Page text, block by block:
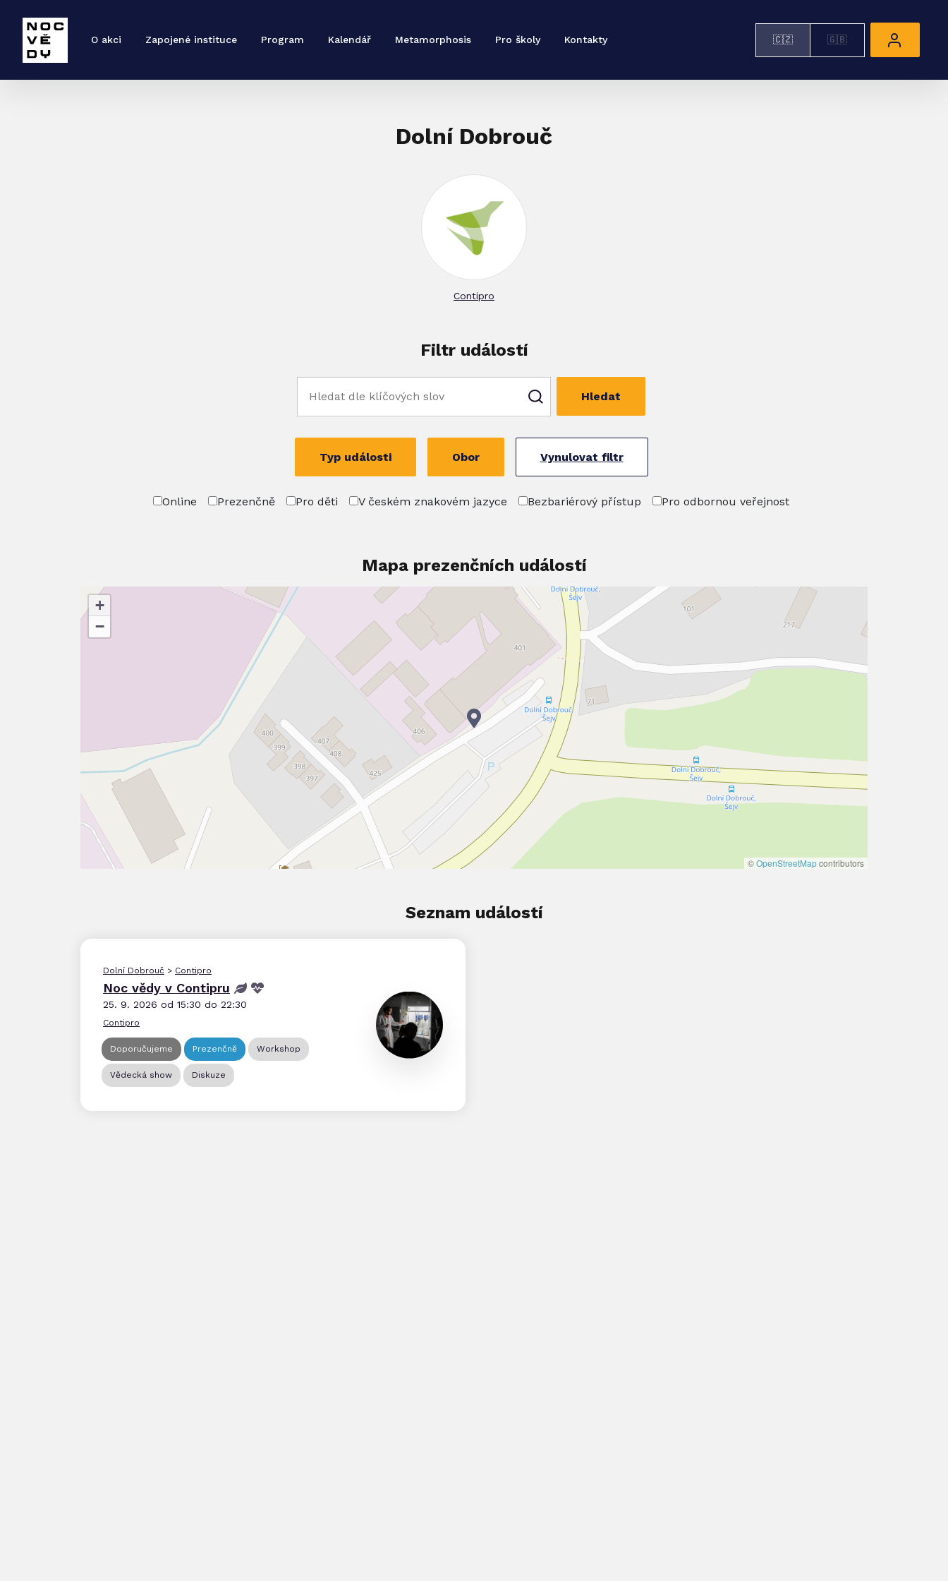
O akci Zapojené instituce Program Kalendář Metamorphosis Pro školy Kontakty 🇨🇿 🇬🇧
Dolní Dobrouč
Contipro
Filtr událostí
Hledat
Typ události Obor Vynulovat filtr
Online Prezenčně Pro děti V českém znakovém jazyce Bezbariérový přístup Pro odbornou veřejnost
Mapa prezenčních událostí
+
−
©OpenStreetMapcontributors
Seznam událostí
Dolní Dobrouč > Contipro
Noc vědy v Contipru
25. 9. 2026 od 15:30 do 22:30
Contipro
Doporučujeme Prezenčně Workshop
Vědecká show Diskuze